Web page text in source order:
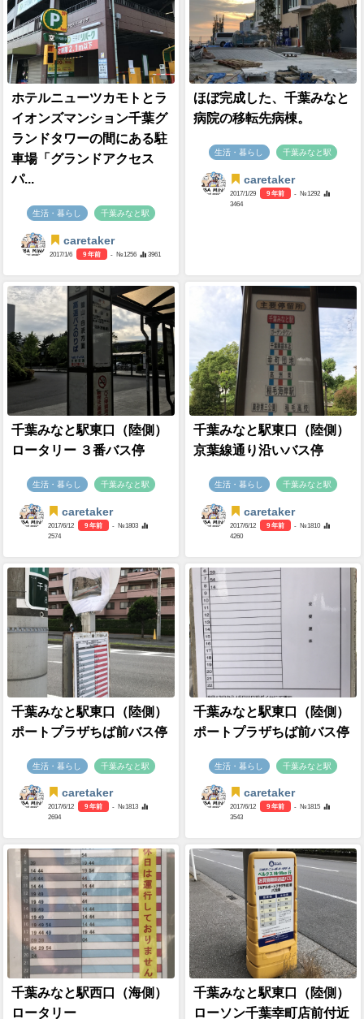
ホテルニューツカモトとラ
イオンズマンション千葉グ
ランドタワーの間にある駐
車場「グランドアクセス
パ...
生活・暮らし 千葉みなと駅
caretaker
2017/1/6 9 年前 - №1256 3961
ほぼ完成した、千葉みなと
病院の移転先病棟。
生活・暮らし 千葉みなと駅
caretaker
2017/1/29 9 年前
- №1292
3464
千葉みなと駅東口（陸側）
ロータリー ３番バス停
生活・暮らし 千葉みなと駅
caretaker
2017/6/12 9 年前
- №1803
2574
千葉みなと駅東口（陸側）
京葉線通り沿いバス停
生活・暮らし 千葉みなと駅
caretaker
2017/6/12 9 年前
- №1810
4260
千葉みなと駅東口（陸側）
ポートプラザちば前バス停
生活・暮らし 千葉みなと駅
caretaker
2017/6/12 9 年前
- №1813
2694
千葉みなと駅東口（陸側）
ポートプラザちば前バス停
生活・暮らし 千葉みなと駅
caretaker
2017/6/12 9 年前
- №1815
3543
千葉みなと駅西口（海側）
ロータリー
千葉みなと駅東口（陸側）
ローソン千葉幸町店前付近